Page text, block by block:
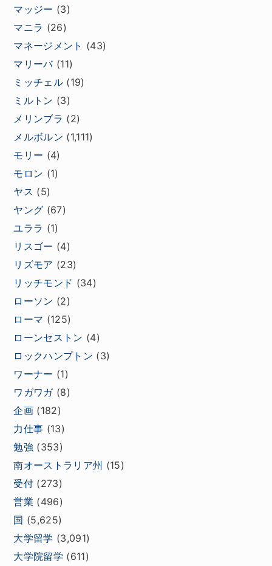
マッジー (3)
マニラ (26)
マネージメント (43)
マリーバ(11)
ミッチェル (19)
ミルトン (3)
メリンブラ (2)
メルボルン (1,111)
モリー (4)
モロン (1)
ヤス (5)
ヤング (67)
ユララ (1)
リスゴー (4)
リズモア (23)
リッチモンド (34)
ローソン (2)
ローマ (125)
ローンセストン (4)
ロックハンプトン (3)
ワーナー (1)
ワガワガ(8)
企画 (182)
力仕事 (13)
勉強 (353)
南オーストラリア州 (15)
受付 (273)
営業 (496)
国 (5,625)
大学留学 (3,091)
大学院留学 (611)